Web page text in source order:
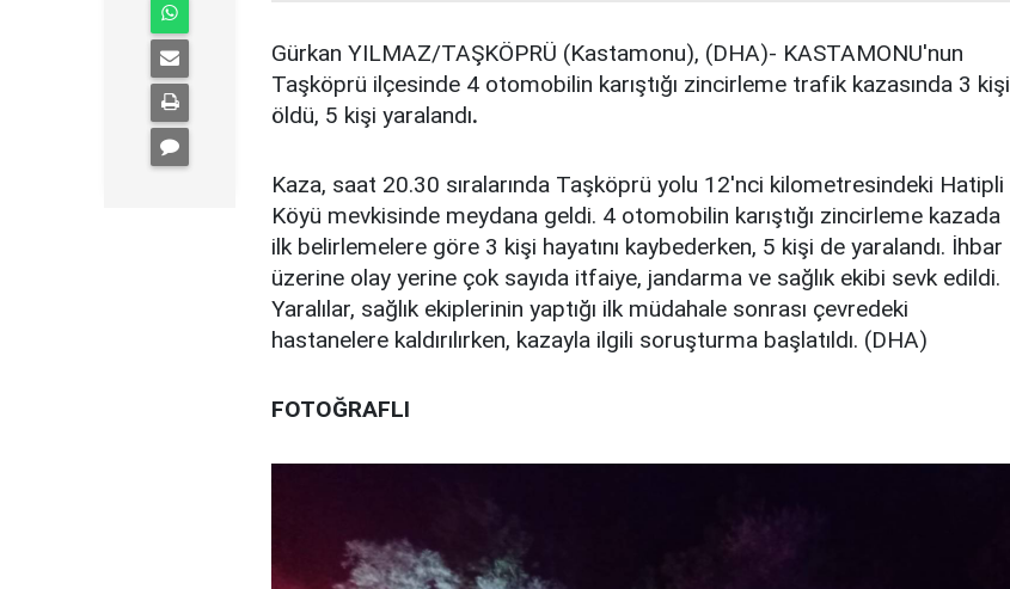
Gürkan YILMAZ/TAŞKÖPRÜ (Kastamonu), (DHA)- KASTAMONU'nun
Taşköprü ilçesinde 4 otomobilin karıştığı zincirleme trafik kazasında 3 kişi
öldü, 5 kişi yaralandı.
Kaza, saat 20.30 sıralarında Taşköprü yolu 12'nci kilometresindeki Hatipli
Köyü mevkisinde meydana geldi. 4 otomobilin karıştığı zincirleme kazada
ilk belirlemelere göre 3 kişi hayatını kaybederken, 5 kişi de yaralandı. İhbar
üzerine olay yerine çok sayıda itfaiye, jandarma ve sağlık ekibi sevk edildi.
Yaralılar, sağlık ekiplerinin yaptığı ilk müdahale sonrası çevredeki
hastanelere kaldırılırken, kazayla ilgili soruşturma başlatıldı. (DHA)
FOTOĞRAFLI